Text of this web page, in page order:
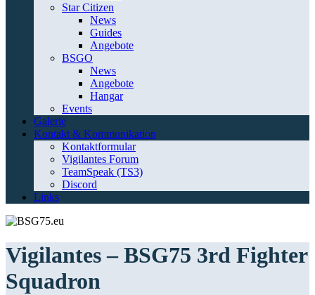
Star Citizen
News
Guides
Angebote
BSGO
News
Angebote
Hangar
Events
Galerie
Kontakt & Kommunikation
Kontaktformular
Vigilantes Forum
TeamSpeak (TS3)
Discord
Links
Vigilantes – BSG75 3rd Fighter
Squadron